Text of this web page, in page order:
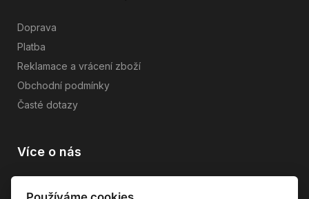
Doprava
Platba
Reklamace a vrácení zboží
Obchodní podmínky
Časté dotazy
Více o nás